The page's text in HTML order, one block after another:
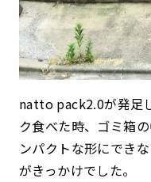
natto pack2.0が発足
ク食べた時、ゴミ箱
ンパクトな形にでき
がきっかけでした。